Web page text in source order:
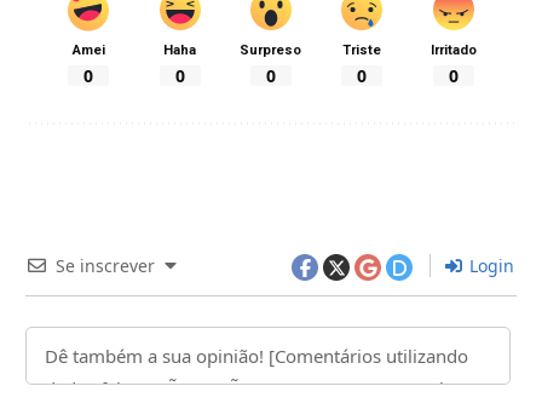
Amei
0
Haha
0
Surpreso
0
Triste
0
Irritado
0
Se inscrever Login